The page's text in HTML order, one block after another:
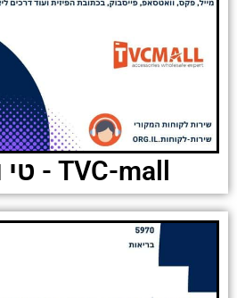
TVC-mall - טי וי סי מול